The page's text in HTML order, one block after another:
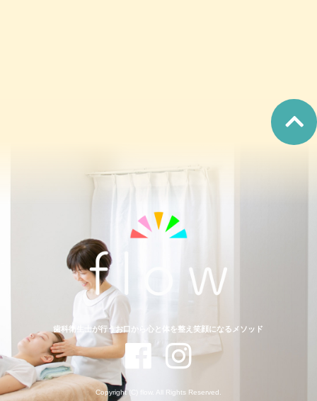
歯科衛生士が行うお口から心と体を整え笑顔になるメソッド
Copyright (C) flow. All Rights Reserved.